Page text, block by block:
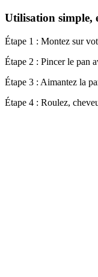
Utilisation simple,
Étape 1 : Montez sur
Étape 2 : Pincer le pan
Étape 3 : Aimantez la
Étape 4 : Roulez,